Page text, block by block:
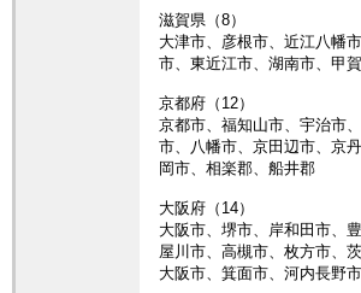
滋賀県（8）
大津市、彦根市、近江八幡
市、東近江市、湖南市、甲
京都府（12）
京都市、福知山市、宇治市
市、八幡市、京田辺市、京
岡市、相楽郡、船井郡
大阪府（14）
大阪市、堺市、岸和田市、
屋川市、高槻市、枚方市、
大阪市、箕面市、河内長野